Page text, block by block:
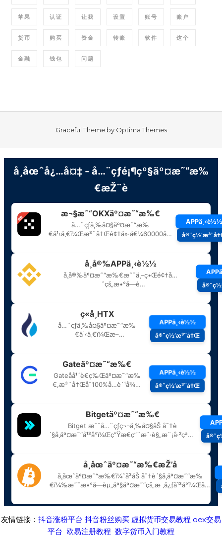
苹果 认证 让我 设置 账号 账户
货币 购买 资金 转账 软件 这个
金融 钱包 问题
Graceful Theme by Optima Themes
友情链接： 抖音涨粉平台 抖音粉丝购买 虚拟货币交易教程 oex交易
平台 欧易注册教程 数字货币入门教程